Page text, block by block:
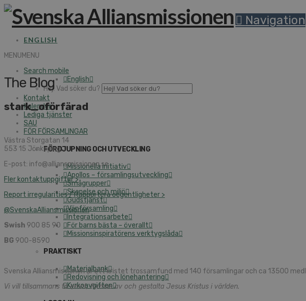
Navigation
ENGLISH
MENUMENU
Search mobile
English
Hej! Vad söker du?
Kontakt
Kalender
Lediga tjänster
SAU
FÖR FÖRSAMLINGAR
FÖRDJUPNING OCH UTVECKLING
Missionella initiativ
Apollos – församlingsutveckling
Smågrupper
Skapelse och miljö
Gudstjänst
Vänförsamling
Integrationsarbete
För barns bästa – överallt
Missionsinspiratörens verktygslåda
PRAKTISKT
Materialbank
Redovisning och lönehantering
Kyrkoavgiften
The Blog
stark_oförfärad
Västra Storgatan 14
553 15 Jönköping
E-post: info@alliansmissionen.se
Fler kontaktuppgifter >
Report irregularities / Rapportera oegentligheter >
@SvenskaAlliansmissionen
Swish 900 85 90
BG 900-8590
Svenska Alliansmissionen är ett kristet trossamfund med 140 församlingar och ca 13500
Vi vill tillsammans ta emot, formas av och gestalta Jesus Kristus i världen.